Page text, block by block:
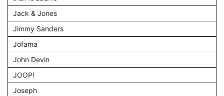
Jack & Jones
Jimmy Sanders
Jofama
John Devin
JOOP!
Joseph